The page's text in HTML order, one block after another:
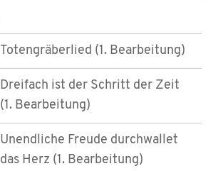
Totengräberlied (1. Bearbeitung)
Dreifach ist der Schritt der Zeit
(1. Bearbeitung)
Unendliche Freude durchwallet
das Herz (1. Bearbeitung)